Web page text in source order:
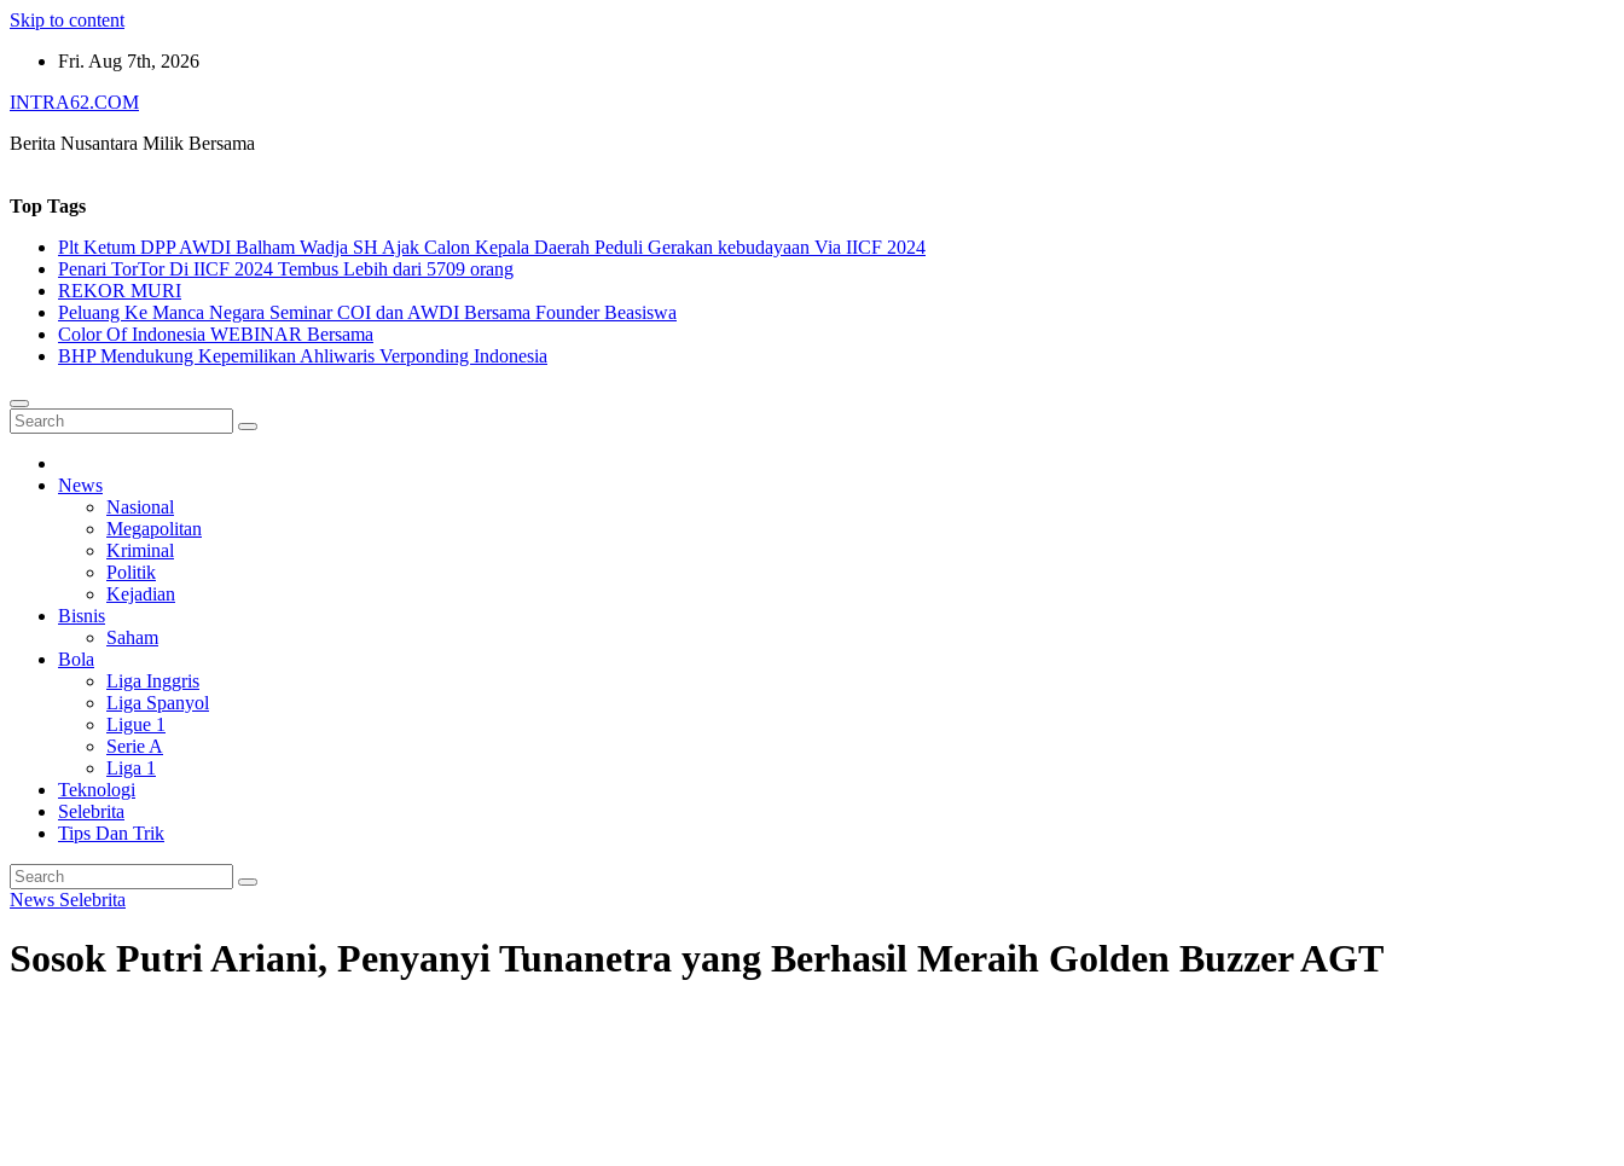
Skip to content
Fri. Aug 7th, 2026
INTRA62.COM
Berita Nusantara Milik Bersama
Top Tags
Plt Ketum DPP AWDI Balham Wadja SH Ajak Calon Kepala Daerah Peduli Gerakan kebudayaan Via IICF 2024
Penari TorTor Di IICF 2024 Tembus Lebih dari 5709 orang
REKOR MURI
Peluang Ke Manca Negara Seminar COI dan AWDI Bersama Founder Beasiswa
Color Of Indonesia WEBINAR Bersama
BHP Mendukung Kepemilikan Ahliwaris Verponding Indonesia
News
Nasional
Megapolitan
Kriminal
Politik
Kejadian
Bisnis
Saham
Bola
Liga Inggris
Liga Spanyol
Ligue 1
Serie A
Liga 1
Teknologi
Selebrita
Tips Dan Trik
News Selebrita
Sosok Putri Ariani, Penyanyi Tunanetra yang Berhasil Meraih Golden Buzzer AGT